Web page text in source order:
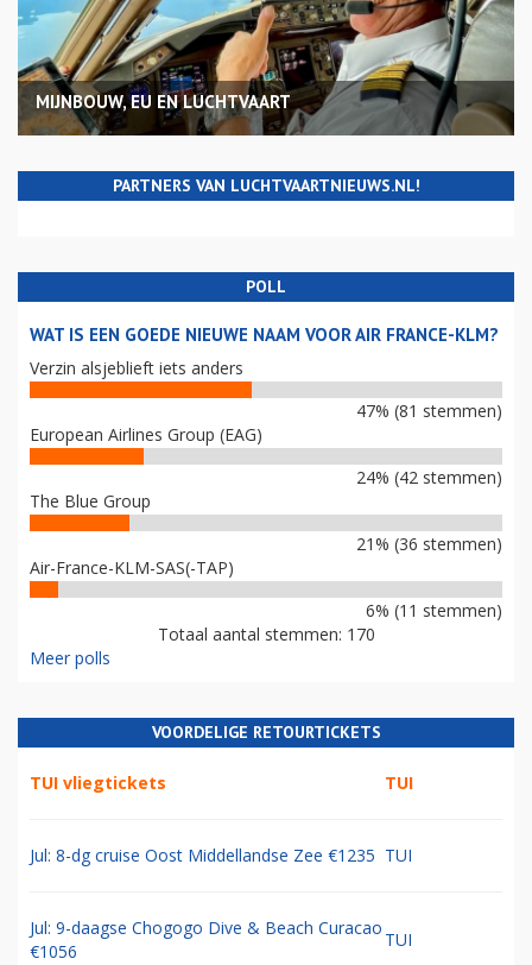
MIJNBOUW, EU EN LUCHTVAART
PARTNERS VAN LUCHTVAARTNIEUWS.NL!
POLL
WAT IS EEN GOEDE NIEUWE NAAM VOOR AIR FRANCE-KLM?
Verzin alsjeblieft iets anders
47% (81 stemmen)
European Airlines Group (EAG)
24% (42 stemmen)
The Blue Group
21% (36 stemmen)
Air-France-KLM-SAS(-TAP)
6% (11 stemmen)
Totaal aantal stemmen: 170
Meer polls
VOORDELIGE RETOURTICKETS
TUI vliegtickets TUI
Jul: 8-dg cruise Oost Middellandse Zee €1235 TUI
Jul: 9-daagse Chogogo Dive & Beach Curacao
€1056
TUI